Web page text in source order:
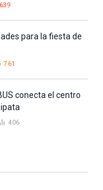
para la fiesta de
761
conecta el centro
406